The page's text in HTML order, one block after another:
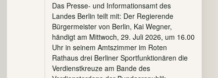
Das Presse- und Informationsamt des
Landes Berlin teilt mit: Der Regierende
Bürgermeister von Berlin, Kai Wegner,
händigt am Mittwoch, 29. Juli 2026, um 16.00
Uhr in seinem Amtszimmer im Roten
Rathaus drei Berliner Sportfunktionären die
Verdienstkreuze am Bande des